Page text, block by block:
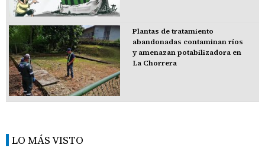
Plantas de tratamiento
abandonadas contaminan ríos
y amenazan potabilizadora en
La Chorrera
LO MÁS VISTO